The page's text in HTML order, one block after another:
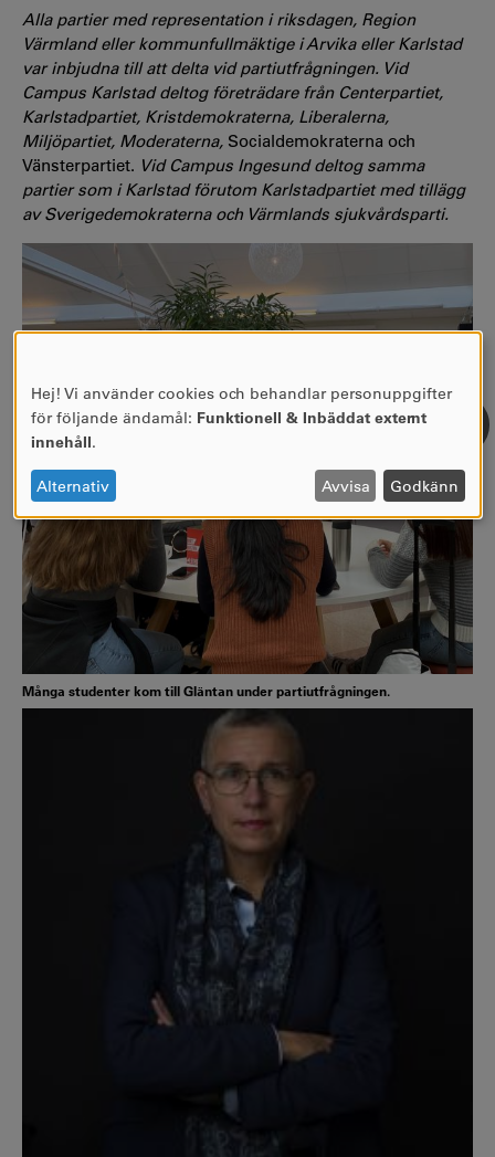
Alla partier med representation i riksdagen, Region
Värmland eller kommunfullmäktige i Arvika eller Karlstad
var inbjudna till att delta vid partiutfrågningen. Vid
Campus Karlstad deltog företrädare från Centerpartiet,
Karlstadpartiet, Kristdemokraterna, Liberalerna,
Miljöpartiet, Moderaterna, Socialdemokraterna och
Vänsterpartiet. Vid Campus Ingesund deltog samma
partier som i Karlstad förutom Karlstadpartiet med tillägg
av Sverigedemokraterna och Värmlands sjukvårdsparti.
Många studenter kom till Gläntan under partiutfrågningen.
ANVÄNDNING
AV
OCH
COOKIES
Hej! Vi använder cookies och behandlar personuppgifter
för följande ändamål: Funktionell & Inbäddat externt
innehåll.
Alternativ Avvisa Godkänn